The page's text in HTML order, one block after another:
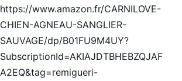
https://www.amazon.fr/CARNILOVE-
CHIEN-AGNEAU-SANGLIER-
SAUVAGE/dp/B01FU9M4UY?
SubscriptionId=AKIAJDTBHEBZQJAF
A2EQ&tag=remigueri-